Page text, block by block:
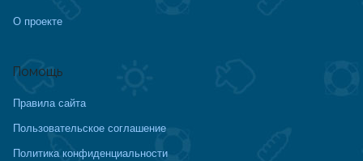
О проекте
Помощь
Правила сайта
Пользовательское соглашение
Политика конфиденциальности